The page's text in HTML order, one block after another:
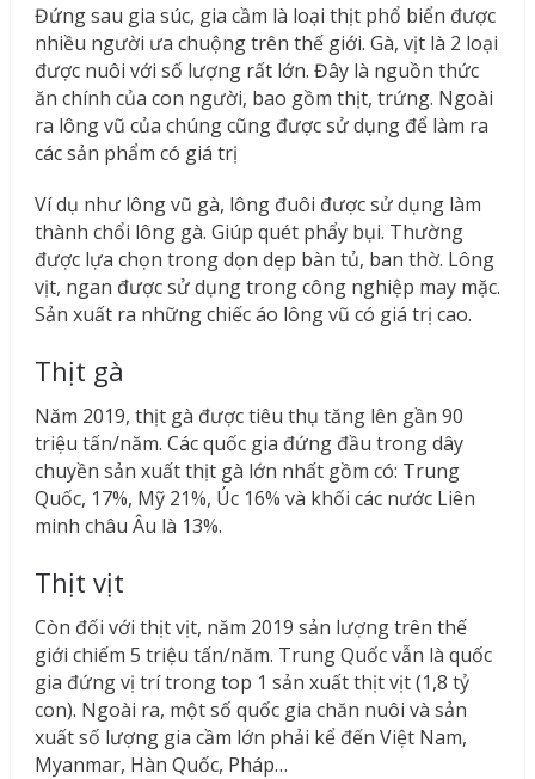
Đứng sau gia súc, gia cầm là loại thịt phổ biển được
nhiều người ưa chuộng trên thế giới. Gà, vịt là 2 loại
được nuôi với số lượng rất lớn. Đây là nguồn thức
ăn chính của con người, bao gồm thịt, trứng. Ngoài
ra lông vũ của chúng cũng được sử dụng để làm ra
các sản phẩm có giá trị
Ví dụ như lông vũ gà, lông đuôi được sử dụng làm
thành chổi lông gà. Giúp quét phẩy bụi. Thường
được lựa chọn trong dọn dẹp bàn tủ, ban thờ. Lông
vịt, ngan được sử dụng trong công nghiệp may mặc.
Sản xuất ra những chiếc áo lông vũ có giá trị cao.
Thịt gà
Năm 2019, thịt gà được tiêu thụ tăng lên gần 90
triệu tấn/năm. Các quốc gia đứng đầu trong dây
chuyền sản xuất thịt gà lớn nhất gồm có: Trung
Quốc, 17%, Mỹ 21%, Úc 16% và khối các nước Liên
minh châu Âu là 13%.
Thịt vịt
Còn đối với thịt vịt, năm 2019 sản lượng trên thế
giới chiếm 5 triệu tấn/năm. Trung Quốc vẫn là quốc
gia đứng vị trí trong top 1 sản xuất thịt vịt (1,8 tỷ
con). Ngoài ra, một số quốc gia chăn nuôi và sản
xuất số lượng gia cầm lớn phải kể đến Việt Nam,
Myanmar, Hàn Quốc, Pháp…